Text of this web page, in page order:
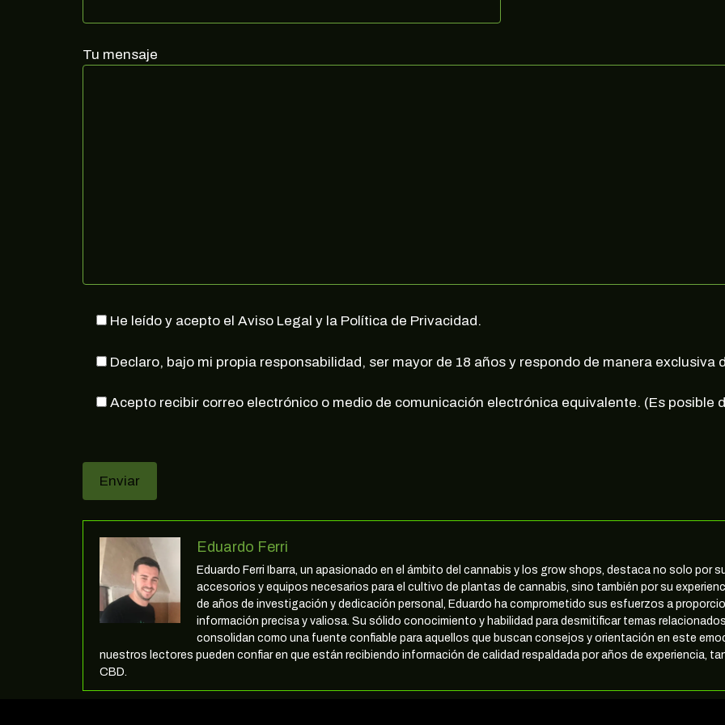
Tu mensaje
He leído y acepto el Aviso Legal y la Política de Privacidad.
Declaro, bajo mi propia responsabilidad, ser mayor de 18 años y respondo de manera exclusiva
Acepto recibir correo electrónico o medio de comunicación electrónica equivalente. (Es posible
Eduardo Ferri
Eduardo Ferri Ibarra, un apasionado en el ámbito del cannabis y los grow shops, destaca no solo
accesorios y equipos necesarios para el cultivo de plantas de cannabis, sino también por su
de años de investigación y dedicación personal, Eduardo ha comprometido sus esfuerzos a
información precisa y valiosa. Su sólido conocimiento y habilidad para desmitificar temas
consolidan como una fuente confiable para aquellos que buscan consejos y orientación en este
nuestros lectores pueden confiar en que están recibiendo información de calidad respaldada por años de experiencia,
CBD.